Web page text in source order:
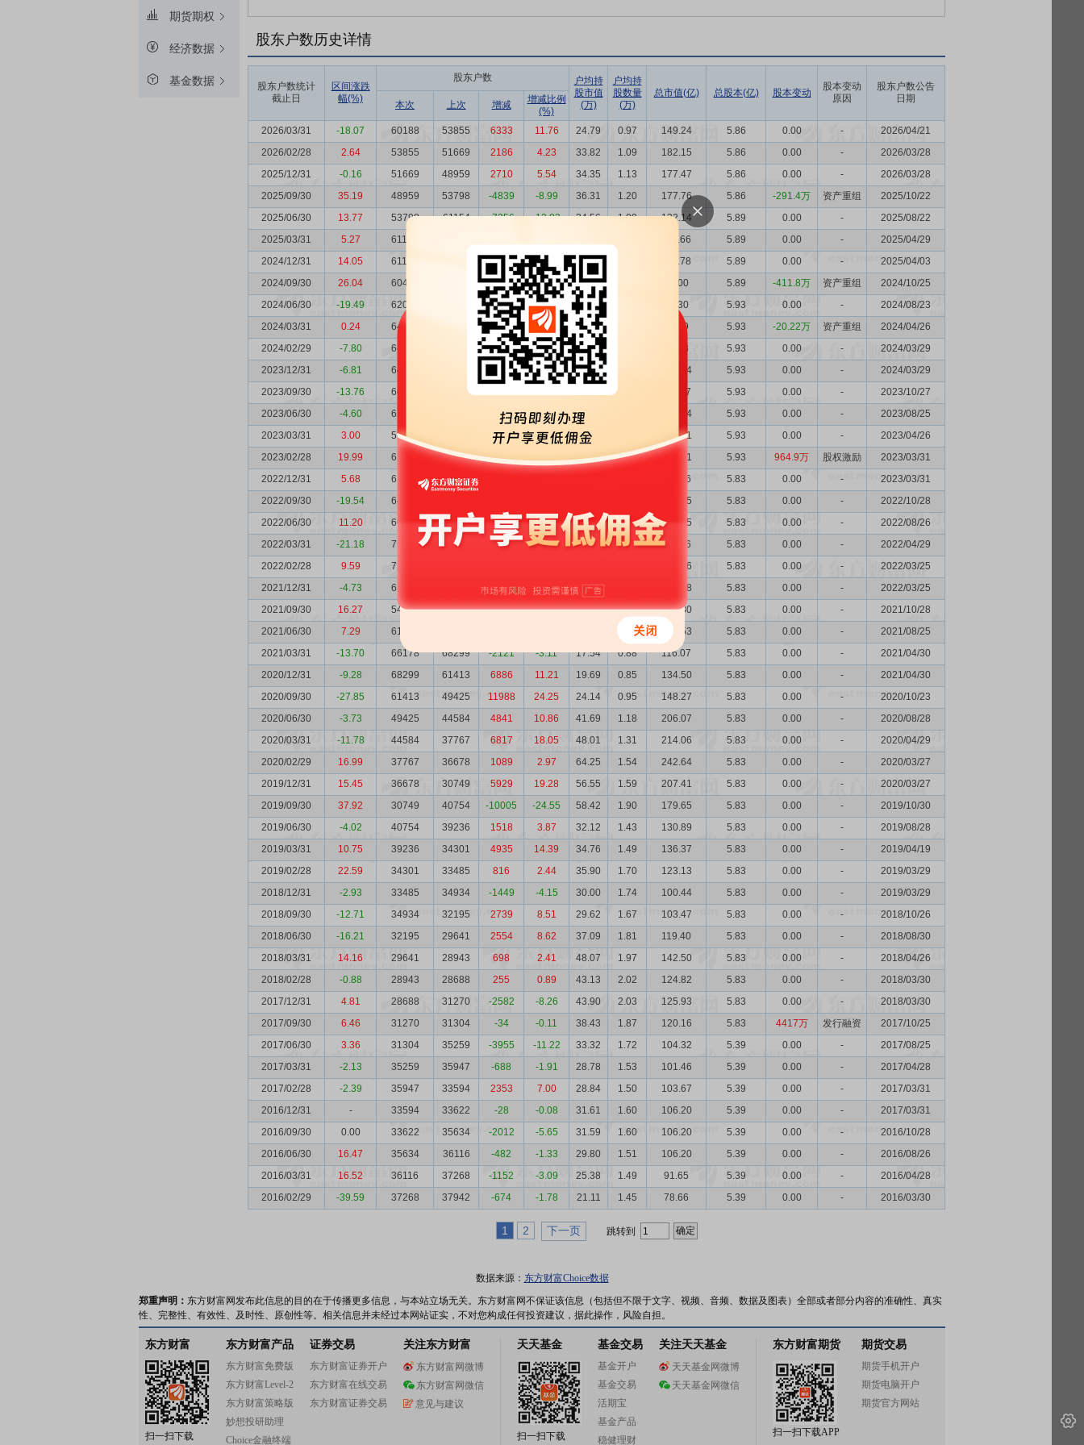
期货期权
经济数据
基金数据
股东户数历史详情
股东户数统计
截止日
区间涨跌
幅(%)
股东户数
户均持
股市值
(万)
户均持
股数量
(万)
总市值(亿) 总股本(亿) 股本变动
股本变动
原因
股东户数公告
日期
本次 上次 增减
增减比例
(%)
2026/03/31
-18.07 60188 53855 6333 11.76 24.79 0.97 149.24 5.86 0.00 -
2026/04/21
2026/02/28
2.64 53855 51669 2186 4.23 33.82 1.09 182.15 5.86 0.00 -
2026/03/28
2025/12/31
-0.16 51669 48959 2710 5.54 34.35 1.13 177.47 5.86 0.00 -
2026/03/28
2025/09/30
35.19 48959 53798 -4839 -8.99 36.31 1.20 177.76 5.86 -291.4万 资产重组
2025/10/22
2025/06/30
13.77 53798 61154 -7356 -12.03 24.56 1.09 132.14 5.89 0.00 -
2025/08/22
2025/03/31
5.27 61154 117.66 5.89 0.00 -
2025/04/29
2024/12/31
14.05 61195 733 1.21 18.27 111.78 5.89 0.00 -
2025/04/03
2024/09/30
26.04 60462 -1615 -2.60 16.21 98.00 5.89 -411.8万 资产重组
2024/10/25
2024/06/30
-19.49 62077 -1995 -3.11 12.61 78.30 5.93 0.00 -
2024/08/23
2024/03/31
0.24 64072 -393 -0.61 15.45 98.99 5.93 -20.22万 资产重组
2024/04/26
2024/02/29
-7.80 64465 -187 -0.29 15.32 98.78 5.93 0.00 -
2024/03/29
2023/12/31
-6.81 64652 -1876 -2.82 16.57 107.14 5.93 0.00 -
2024/03/29
2023/09/30
-13.76 66528 62244 0.89 114.97 5.93 0.00 -
2023/10/27
2023/06/30
-4.60 62244 3383 5.75 21.52 133.94 5.93 0.00 -
2023/08/25
2023/03/31
3.00 58861 -3496 -5.61 23.85 140.41 5.93 0.00 -
2023/04/26
2023/02/28
19.99 62357 61474 883 21.86 0.95 136.31 5.93 964.9万 股权激励
2023/03/31
2022/12/31
5.68 61474 64046 111.76 5.83 0.00 -
2023/03/31
2022/09/30
-19.54 64046 105.75 5.83 0.00 -
2022/10/28
2022/06/30
11.20 66032 75419 -9387 -12.45 20.00 0.88 132.05 5.83 0.00 -
2022/08/26
2022/03/31
-21.18 75419 72139 3280 4.55 15.75 0.77 118.76 5.83 0.00 -
2022/04/29
2022/02/28
9.59 72139 150.66 5.83 0.00 -
2022/03/25
2021/12/31
-4.73 63636 8699 15.83 21.60 137.48 5.83 0.00 -
2022/03/25
2021/09/30
16.27 54937 61958 -7021 -11.33 26.27 1.06 144.30 5.83 0.00 -
2021/10/28
2021/06/30
7.29 61958 0.94 124.53 5.83 0.00 -
2021/08/25
2021/03/31
-13.70 66178 68299 -2121 -3.11 17.54 0.88 116.07 5.83 0.00 -
2021/04/30
2020/12/31
-9.28 68299 61413 6886 11.21 19.69 0.85 134.50 5.83 0.00 -
2021/04/30
2020/09/30
-27.85 61413 49425 11988 24.25 24.14 0.95 148.27 5.83 0.00 -
2020/10/23
2020/06/30
-3.73 49425 44584 4841 10.86 41.69 1.18 206.07 5.83 0.00 -
2020/08/28
2020/03/31
-11.78 44584 37767 6817 18.05 48.01 1.31 214.06 5.83 0.00 -
2020/04/29
2020/02/29
16.99 37767 36678 1089 2.97 64.25 1.54 242.64 5.83 0.00 -
2020/03/27
2019/12/31
15.45 36678 30749 5929 19.28 56.55 1.59 207.41 5.83 0.00 -
2020/03/27
2019/09/30
37.92 30749 40754 -10005 -24.55 58.42 1.90 179.65 5.83 0.00 -
2019/10/30
2019/06/30
-4.02 40754 39236 1518 3.87 32.12 1.43 130.89 5.83 0.00 -
2019/08/28
2019/03/31
10.75 39236 34301 4935 14.39 34.76 1.49 136.37 5.83 0.00 -
2019/04/19
2019/02/28
22.59 34301 33485 816 2.44 35.90 1.70 123.13 5.83 0.00 -
2019/03/29
2018/12/31
-2.93 33485 34934 -1449 -4.15 30.00 1.74 100.44 5.83 0.00 -
2019/03/29
2018/09/30
-12.71 34934 32195 2739 8.51 29.62 1.67 103.47 5.83 0.00 -
2018/10/26
2018/06/30
-16.21 32195 29641 2554 8.62 37.09 1.81 119.40 5.83 0.00 -
2018/08/30
2018/03/31
14.16 29641 28943 698 2.41 48.07 1.97 142.50 5.83 0.00 -
2018/04/26
2018/02/28
-0.88 28943 28688 255 0.89 43.13 2.02 124.82 5.83 0.00 -
2018/03/30
2017/12/31
4.81 28688 31270 -2582 -8.26 43.90 2.03 125.93 5.83 0.00 -
2018/03/30
2017/09/30
6.46 31270 31304 -34 -0.11 38.43 1.87 120.16 5.83 4417万 发行融资
2017/10/25
2017/06/30
3.36 31304 35259 -3955 -11.22 33.32 1.72 104.32 5.39 0.00 -
2017/08/25
2017/03/31
-2.13 35259 35947 -688 -1.91 28.78 1.53 101.46 5.39 0.00 -
2017/04/28
2017/02/28
-2.39 35947 33594 2353 7.00 28.84 1.50 103.67 5.39 0.00 -
2017/03/31
2016/12/31
- 33594 33622 -28 -0.08 31.61 1.60 106.20 5.39 0.00 -
2017/03/31
2016/09/30
0.00 33622 35634 -2012 -5.65 31.59 1.60 106.20 5.39 0.00 -
2016/10/28
2016/06/30
16.47 35634 36116 -482 -1.33 29.80 1.51 106.20 5.39 0.00 -
2016/08/26
2016/03/31
16.52 36116 37268 -1152 -3.09 25.38 1.49 91.65 5.39 0.00 -
2016/04/28
2016/02/29
-39.59 37268 37942 -674 -1.78 21.11 1.45 78.66 5.39 0.00 - 2016/03/30
1 2 下一页 跳转到
数据来源： 东方财富Choice数据
郑重声明： 东方财富网发布此信息的目的在于传播更多信息，与本站立场无关。东方财富网不保证该信息（包括但不限于文字、视频、音频、数据及图表）全部或者部分内容的准确性、真实
性、完整性、有效性、及时性、原创性等。相关信息并未经过本网站证实，不对您构成任何投资建议，据此操作，风险自担。
东方财富
扫一扫下载
东方财富产品
东方财富免费版
东方财富Level-2
东方财富策略版
妙想投研助理
Choice金融终端
证券交易
东方财富证券开户
东方财富在线交易
东方财富证券交易
关注东方财富
东方财富网微博
东方财富网微信
意见与建议
天天基金
扫一扫下载
基金交易
基金开户
基金交易
活期宝
基金产品
稳健理财
关注天天基金
天天基金网微博
天天基金网微信
东方财富期货
扫一扫下载APP
期货交易
期货手机开户
期货电脑开户
期货官方网站